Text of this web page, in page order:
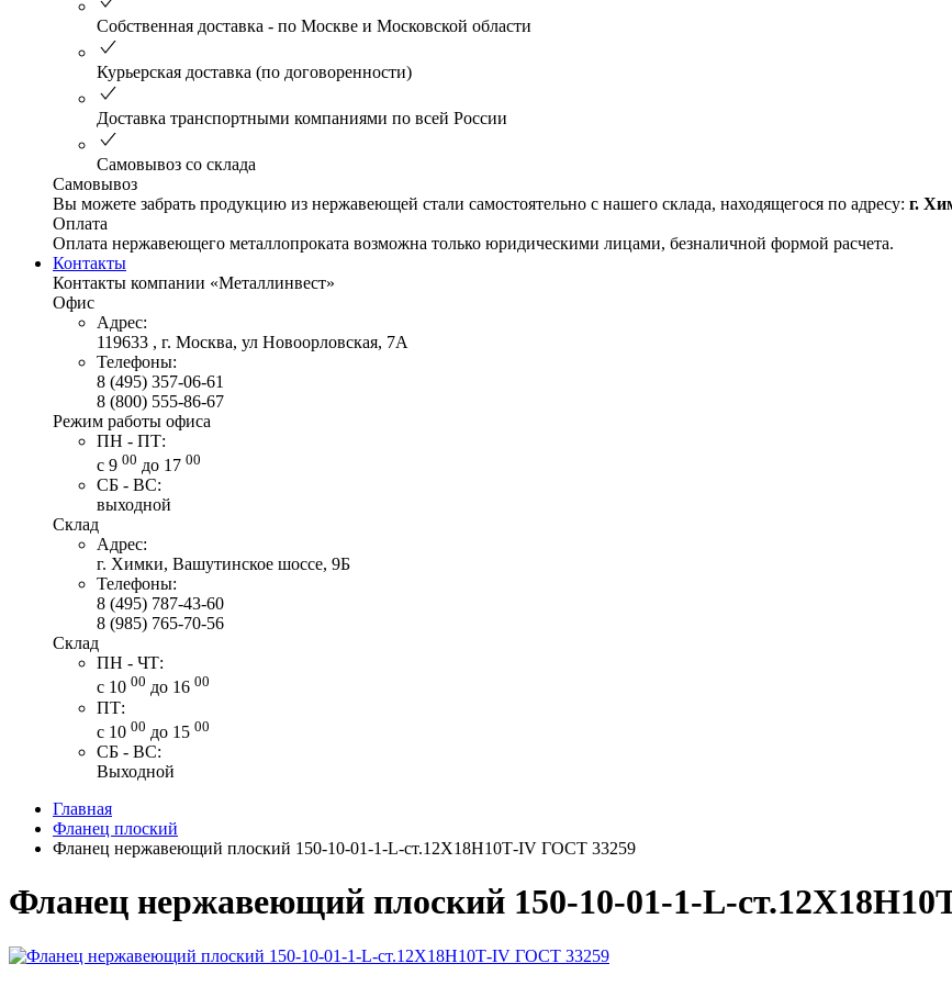
Собственная доставка - по Москве и Московской области
Курьерская доставка (по договоренности)
Доставка транспортными компаниями по всей России
Самовывоз со склада
Самовывоз
Вы можете забрать продукцию из нержавеющей стали самостоятельно с нашего склада, находящегося по адресу: г.
Оплата
Оплата нержавеющего металлопроката возможна только юридическими лицами, безналичной формой расчета.
Контакты
Контакты компании «Металлинвест»
Офис
Адрес:
119633 , г. Москва, ул Новоорловская, 7А
Телефоны:
8 (495) 357-06-61
8 (800) 555-86-67
Режим работы офиса
ПН - ПТ:
с 9 00 до 17 00
СБ - ВС:
выходной
Склад
Адрес:
г. Химки, Вашутинское шоссе, 9Б
Телефоны:
8 (495) 787-43-60
8 (985) 765-70-56
Склад
ПН - ЧТ:
с 10 00 до 16 00
ПТ:
с 10 00 до 15 00
СБ - ВС:
Выходной
Главная
Фланец плоский
Фланец нержавеющий плоский 150-10-01-1-L-ст.12Х18Н10Т-IV ГОСТ 33259
Фланец нержавеющий плоский 150-10-01-1-L-